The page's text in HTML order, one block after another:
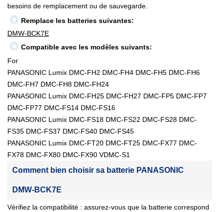
besoins de remplacement ou de sauvegarde.
Remplace les batteries suivantes:
DMW-BCK7E
Compatible avec les modèles suivants:
For
PANASONIC Lumix DMC-FH2 DMC-FH4 DMC-FH5 DMC-FH6
DMC-FH7 DMC-FH8 DMC-FH24
PANASONIC Lumix DMC-FH25 DMC-FH27 DMC-FP5 DMC-FP7
DMC-FP77 DMC-FS14 DMC-FS16
PANASONIC Lumix DMC-FS18 DMC-FS22 DMC-FS28 DMC-
FS35 DMC-FS37 DMC-FS40 DMC-FS45
PANASONIC Lumix DMC-FT20 DMC-FT25 DMC-FX77 DMC-
FX78 DMC-FX80 DMC-FX90 VDMC-S1
Comment bien choisir sa batterie PANASONIC
DMW-BCK7E
Vérifiez la compatibilité : assurez-vous que la batterie correspond